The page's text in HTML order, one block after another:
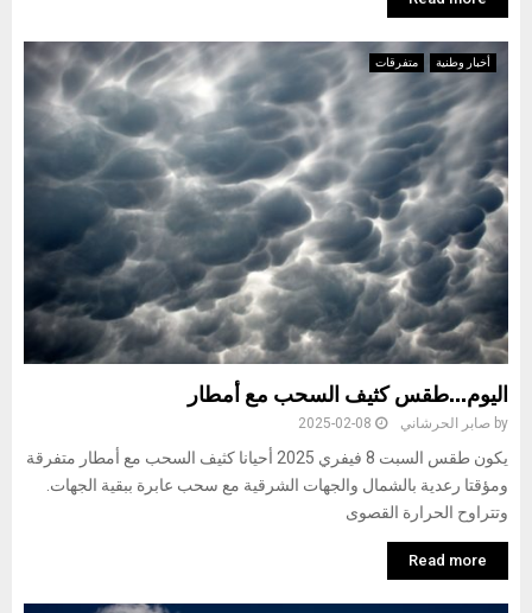
أخبار وطنية متفرقات
اليوم…طقس كثيف السحب مع أمطار
by صابر الحرشاني 2025-02-08
يكون طقس السبت 8 فيفري 2025 أحيانا كثيف السحب مع أمطار متفرقة
ومؤقتا رعدية بالشمال والجهات الشرقية مع سحب عابرة ببقية الجهات.
وتتراوح الحرارة القصوى
Read more